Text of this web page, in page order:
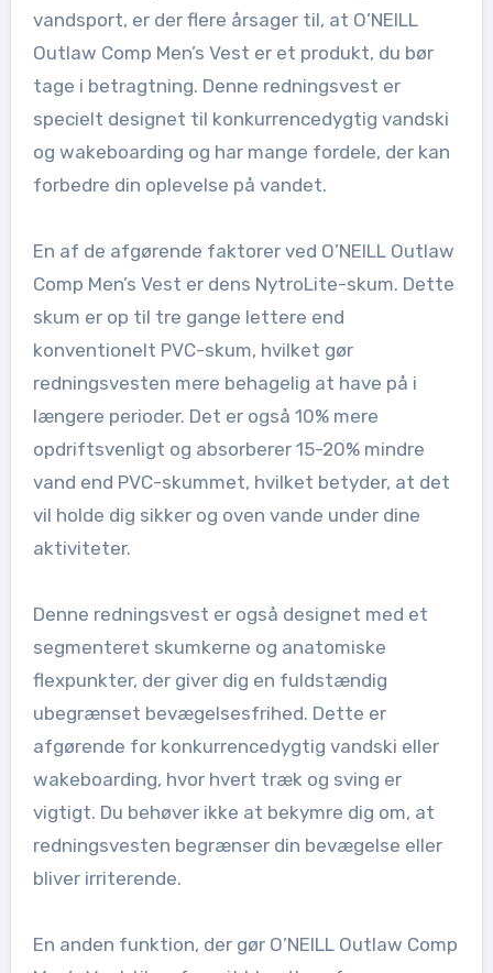
vandsport, er der flere årsager til, at O’NEILL
Outlaw Comp Men’s Vest er et produkt, du bør
tage i betragtning. Denne redningsvest er
specielt designet til konkurrencedygtig vandski
og wakeboarding og har mange fordele, der kan
forbedre din oplevelse på vandet.
En af de afgørende faktorer ved O’NEILL Outlaw
Comp Men’s Vest er dens NytroLite-skum. Dette
skum er op til tre gange lettere end
konventionelt PVC-skum, hvilket gør
redningsvesten mere behagelig at have på i
længere perioder. Det er også 10% mere
opdriftsvenligt og absorberer 15-20% mindre
vand end PVC-skummet, hvilket betyder, at det
vil holde dig sikker og oven vande under dine
aktiviteter.
Denne redningsvest er også designet med et
segmenteret skumkerne og anatomiske
flexpunkter, der giver dig en fuldstændig
ubegrænset bevægelsesfrihed. Dette er
afgørende for konkurrencedygtig vandski eller
wakeboarding, hvor hvert træk og sving er
vigtigt. Du behøver ikke at bekymre dig om, at
redningsvesten begrænser din bevægelse eller
bliver irriterende.
En anden funktion, der gør O’NEILL Outlaw Comp